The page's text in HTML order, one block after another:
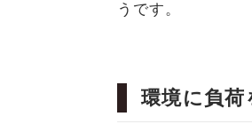
うです。
環境に負